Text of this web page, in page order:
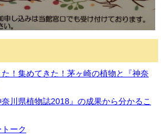
！集めてきた！茅ヶ崎の植物と『神奈
川県植物誌2018』の成果から分かるこ
ーク